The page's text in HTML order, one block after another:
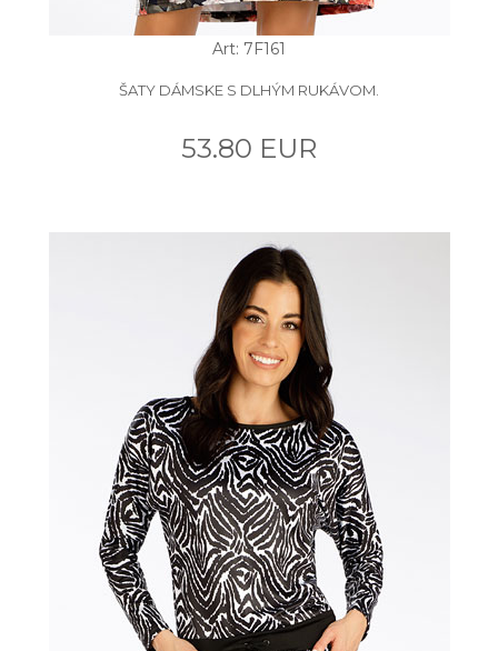
Art: 7F161
ŠATY DÁMSKE S DLHÝM RUKÁVOM.
53.80 EUR